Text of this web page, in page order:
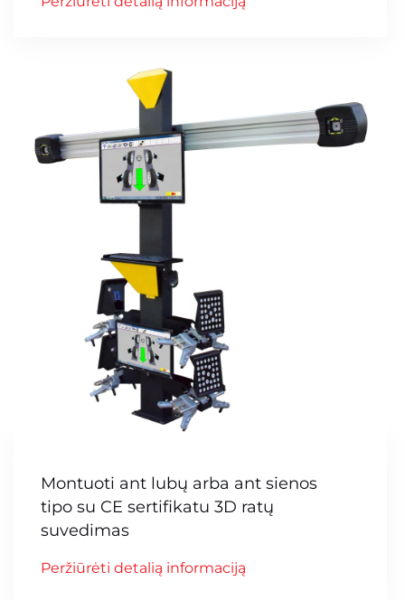
Montuoti ant lubų arba ant sienos
tipo su CE sertifikatu 3D ratų
suvedimas
Peržiūrėti detalią informaciją